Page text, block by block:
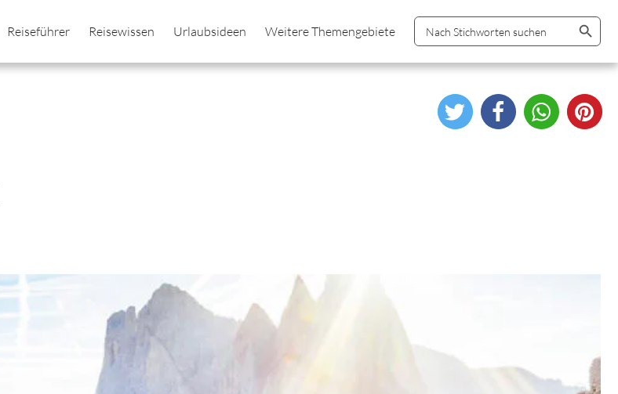
Reiseführer Reisewissen Urlaubsideen Weitere Themengebiete
Search
for:
Search Button